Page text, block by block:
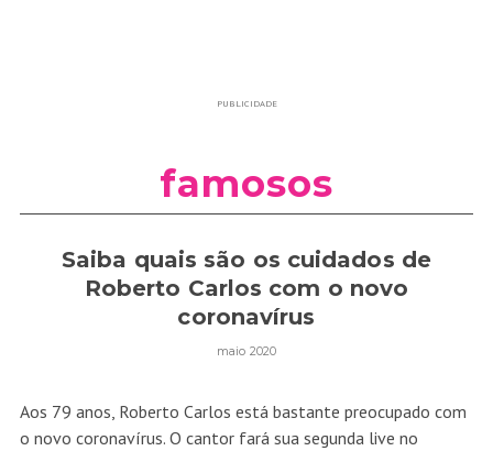
PUBLICIDADE
famosos
Saiba quais são os cuidados de
Roberto Carlos com o novo
coronavírus
maio 2020
Aos 79 anos, Roberto Carlos está bastante preocupado com
o novo coronavírus. O cantor fará sua segunda live no